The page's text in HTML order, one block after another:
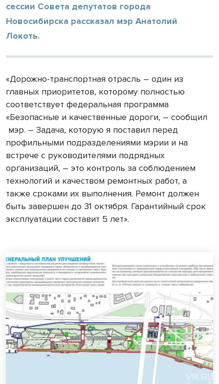
сессии Совета депутатов города
Новосибирска рассказал мэр Анатолий
Локоть.
«Дорожно-транспортная отрасль – один из
главных приоритетов, которому полностью
соответствует федеральная программа
«Безопасные и качественные дороги, – сообщил
мэр. – Задача, которую я поставил перед
профильными подразделениями мэрии и на
встрече с руководителями подрядных
организаций, – это контроль за соблюдением
технологий и качеством ремонтных работ, а
также сроками их выполнения. Ремонт должен
быть завершен до 31 октября. Гарантийный срок
эксплуатации составит 5 лет».